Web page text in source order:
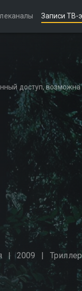
Записи ТВ-
доступ,
2009 Триллер